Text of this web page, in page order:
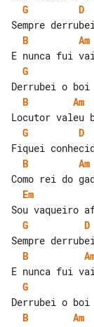
G
D
B
Am
G
B
Am
G
D
B
Am
Em
G
D
B
G
B
Am